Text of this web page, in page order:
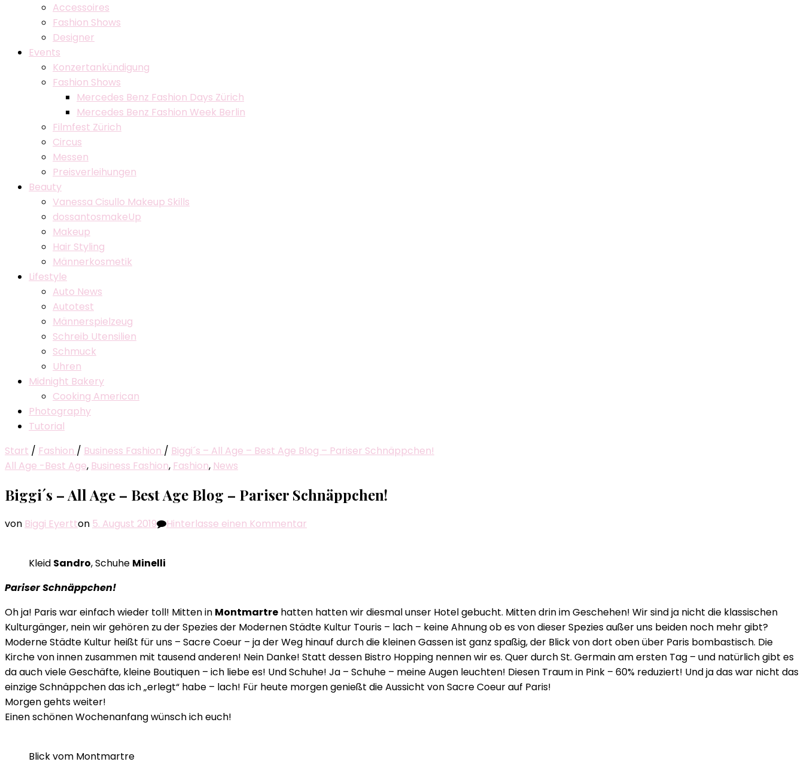
Accessoires
Fashion Shows
Designer
Events
Konzertankündigung
Fashion Shows
Mercedes Benz Fashion Days Zürich
Mercedes Benz Fashion Week Berlin
Filmfest Zürich
Circus
Messen
Preisverleihungen
Beauty
Vanessa Cisullo Makeup Skills
dossantosmakeUp
Makeup
Hair Styling
Männerkosmetik
Lifestyle
Auto News
Autotest
Männerspielzeug
Schreib Utensilien
Schmuck
Uhren
Midnight Bakery
Cooking American
Photography
Tutorial
Start / Fashion / Business Fashion / Biggi´s – All Age – Best Age Blog – Pariser Schnäppchen!
All Age -Best Age, Business Fashion, Fashion, News
Biggi´s – All Age – Best Age Blog – Pariser Schnäppchen!
von Biggi Eyertton 5. August 2019 Hinterlasse einen Kommentar
–
Best
Age
Blog
–
Pariser
Kleid Sandro, Schuhe Minelli
Pariser Schnäppchen!
Oh ja! Paris war einfach wieder toll! Mitten in Montmartre hatten hatten wir diesmal unser Hotel gebucht. Mitten drin im Geschehen! Wir sind ja nicht die klassischen
Kulturgänger, nein wir gehören zu der Spezies der Modernen Städte Kultur Touris – lach – keine Ahnung ob es von dieser Spezies außer uns beiden noch mehr gibt?
Moderne Städte Kultur heißt für uns – Sacre Coeur – ja der Weg hinauf durch die kleinen Gassen ist ganz spaßig, der Blick von dort oben über Paris bombastisch. Die
Kirche von innen zusammen mit tausend anderen! Nein Danke! Statt dessen Bistro Hopping nennen wir es. Quer durch St. Germain am ersten Tag – und natürlich gibt es
da auch viele Geschäfte, kleine Boutiquen – ich liebe es! Und Schuhe! Ja – Schuhe – meine Augen leuchten! Diesen Traum in Pink – 60% reduziert! Und ja das war nicht das
einzige Schnäppchen das ich „erlegt“ habe – lach! Für heute morgen genießt die Aussicht von Sacre Coeur auf Paris!
Morgen gehts weiter!
Einen schönen Wochenanfang wünsch ich euch!
Blick vom Montmartre